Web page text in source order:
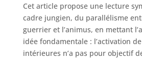
Cet article propose une lecture
cadre jungien, du parallélisme
guerrier et l’animus, en mettant
idée fondamentale : l’activation
intérieures n’a pas pour objectif